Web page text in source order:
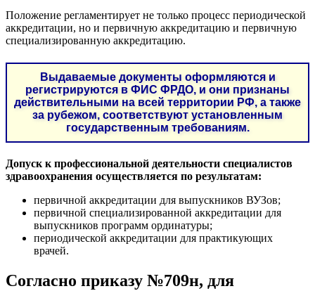
Положение регламентирует не только процесс периодической
аккредитации, но и первичную аккредитацию и первичную
специализированную аккредитацию.
Выдаваемые документы оформляются и
регистрируются в ФИС ФРДО, и они признаны
действительными на всей территории РФ, а также
за рубежом, соответствуют установленным
государственным требованиям.
Допуск к профессиональной деятельности специалистов
здравоохранения осуществляется по результатам:
первичной аккредитации для выпускников ВУЗов;
первичной специализированной аккредитации для
выпускников программ ординатуры;
периодической аккредитации для практикующих
врачей.
Согласно приказу №709н, для